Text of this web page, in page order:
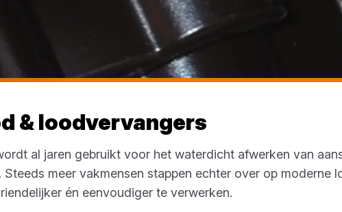
& loodvervangers
al jaren gebruikt voor het waterdicht afwerken van
Steeds meer vakmensen stappen echter over op moderne
én eenvoudiger te verwerken.